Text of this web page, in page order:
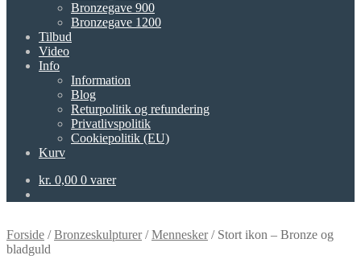
Bronzegave 900
Bronzegave 1200
Tilbud
Video
Info
Information
Blog
Returpolitik og refundering
Privatlivspolitik
Cookiepolitik (EU)
Kurv
kr. 0,00 0 varer
Forside /Bronzeskulpturer/Mennesker/ Stort ikon – Bronze og
bladguld